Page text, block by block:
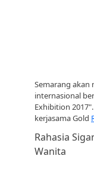
Semarang
internasional
Exhibition
kerjasama Gold
Rahasia
Wanita